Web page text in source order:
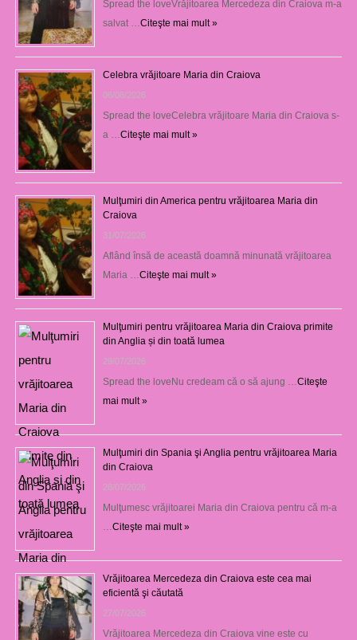
Spread the loveVrăjitoarea Mercedeza din Craiova m-a
salvat … Citeşte mai mult »
Celebra vrăjitoare Maria din Craiova
06/08/2026
Spread the loveCelebra vrăjitoare Maria din Craiova s-
a … Citeşte mai mult »
Mulţumiri din America pentru vrăjitoarea Maria din
Craiova
31/07/2026
Aflând însă de această doamnă minunată vrăjitoarea
Maria … Citeşte mai mult »
Mulţumiri pentru vrăjitoarea Maria din Craiova primite
din Anglia și din toată lumea
29/07/2026
Spread the loveNu credeam că o să ajung … Citeşte
mai mult »
Mulţumiri din Spania şi Anglia pentru vrăjitoarea Maria
din Craiova
28/07/2026
Mulţumesc vrăjitoarei Maria din Craiova pentru că m-a
Citeşte mai mult »
Vrăjitoarea Mercedeza din Craiova este cea mai
eficientă şi căutată
27/07/2026
Vrăjitoarea Mercedeza din Craiova vine este cu